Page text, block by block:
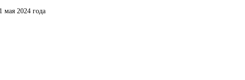
мая 2024 года